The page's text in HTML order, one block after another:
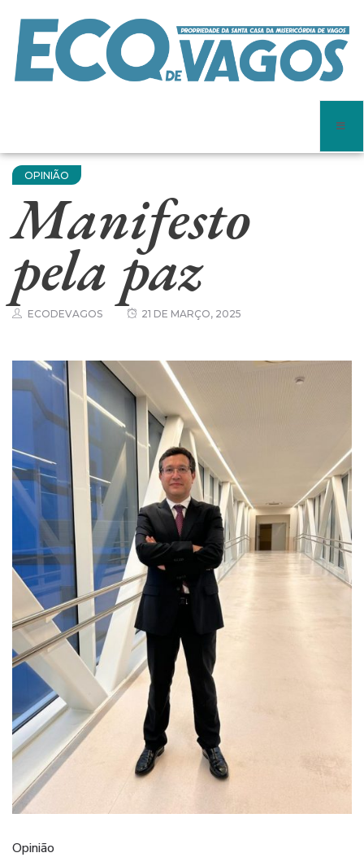
OPINIÃO
Manifesto
pela paz
ECODEVAGOS 21 DE MARÇO, 2025
Opinião